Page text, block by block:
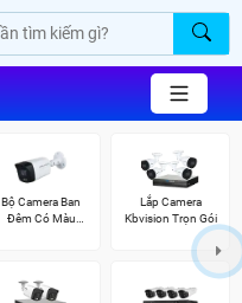
Bộ Camera Ban
Đêm Có Màu
Lắp Camera
Kbvision Trọn Gói